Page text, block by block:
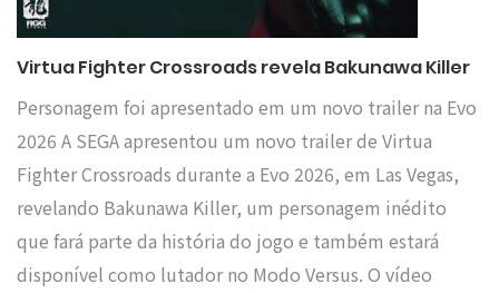
Virtua Fighter Crossroads revela Bakunawa Killer
Personagem foi apresentado em um novo trailer na Evo
2026 A SEGA apresentou um novo trailer de Virtua
Fighter Crossroads durante a Evo 2026, em Las Vegas,
revelando Bakunawa Killer, um personagem inédito
que fará parte da história do jogo e também estará
disponível como lutador no Modo Versus. O vídeo